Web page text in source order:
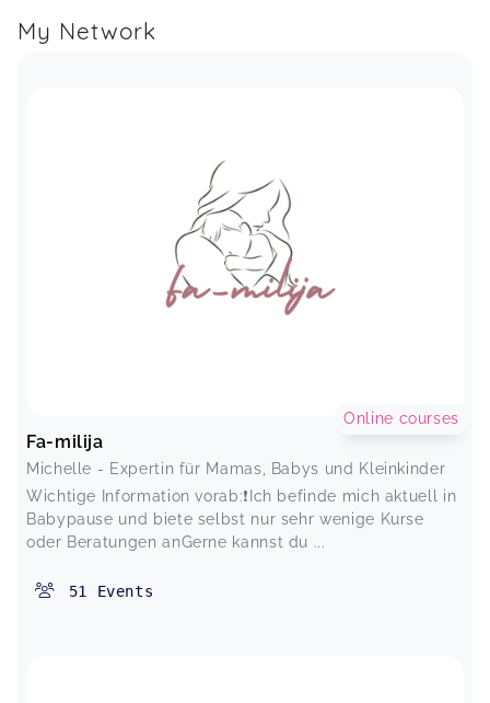
My Network
Fa-milija
Michelle - Expertin für Mamas, Babys und Kleinkinder
Wichtige Information vorab:❗️Ich befinde mich aktuell in
Babypause und biete selbst nur sehr wenige Kurse
oder Beratungen anGerne kannst du ...
Online courses
51 Events